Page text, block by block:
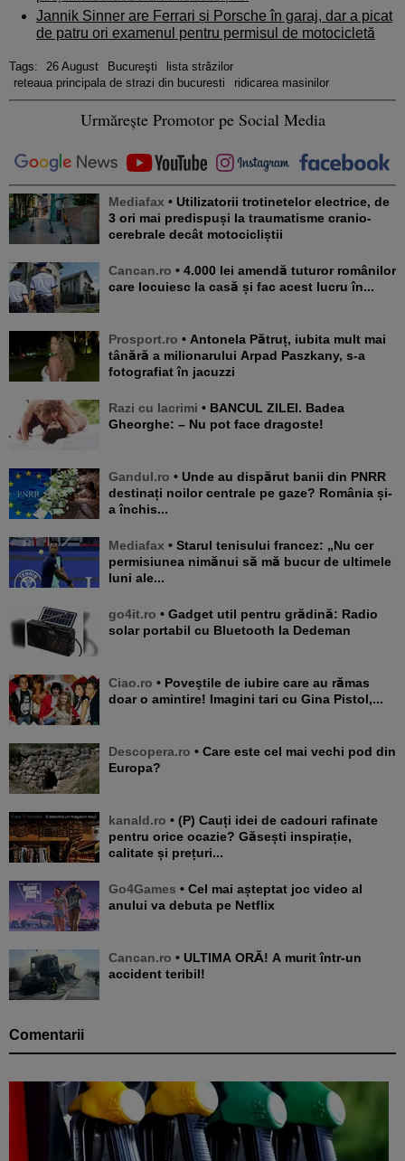
Jannik Sinner are Ferrari și Porsche în garaj, dar a picat
de patru ori examenul pentru permisul de motocicletă
Tags: 26 August Bucureşti
lista străzilor
reteaua principala de strazi din bucuresti
ridicarea masinilor
Urmărește Promotor pe Social Media
Mediafax • Utilizatorii trotinetelor electrice, de
3 ori mai predispuși la traumatisme cranio-
cerebrale decât motocicliștii
Cancan.ro • 4.000 lei amendă tuturor românilor
care locuiesc la casă și fac acest lucru în...
Prosport.ro • Antonela Pătruț, iubita mult mai
tânără a milionarului Arpad Paszkany, s-a
fotografiat în jacuzzi
Razi cu lacrimi • BANCUL ZILEI. Badea
Gheorghe: – Nu pot face dragoste!
Gandul.ro • Unde au dispărut banii din PNRR
destinați noilor centrale pe gaze? România și-
a închis...
Mediafax • Starul tenisului francez: „Nu cer
permisiunea nimănui să mă bucur de ultimele
luni ale...
go4it.ro • Gadget util pentru grădină: Radio
solar portabil cu Bluetooth la Dedeman
Ciao.ro • Poveştile de iubire care au rămas
doar o amintire! Imagini tari cu Gina Pistol,...
Descopera.ro • Care este cel mai vechi pod din
Europa?
kanald.ro • (P) Cauți idei de cadouri rafinate
pentru orice ocazie? Găsești inspirație,
calitate și prețuri...
Go4Games • Cel mai așteptat joc video al
anului va debuta pe Netflix
Cancan.ro • ULTIMA ORĂ! A murit într-un
accident teribil!
Comentarii